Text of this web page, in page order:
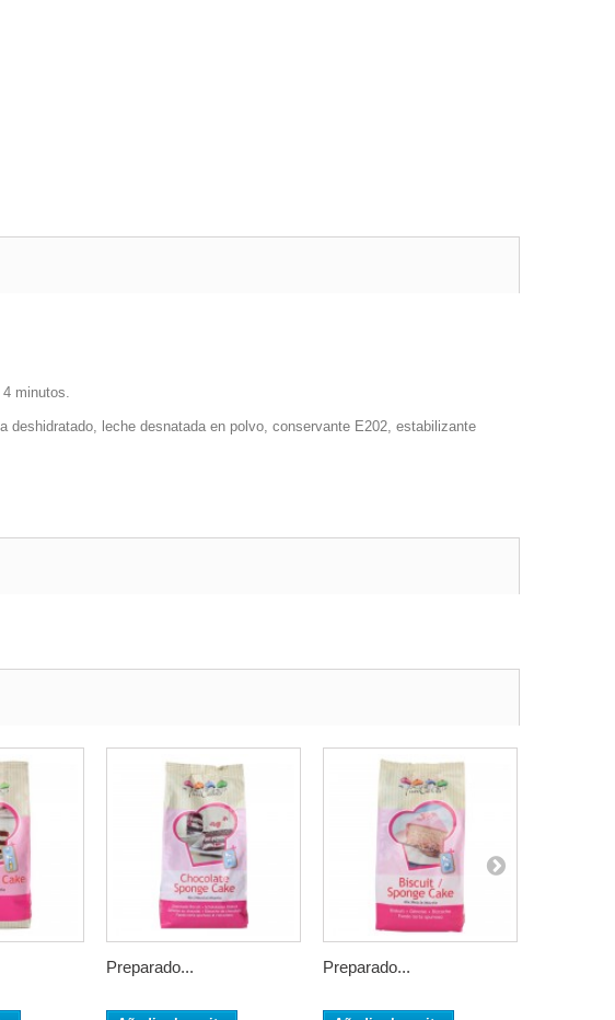
minutos.
leche desnatada en polvo, conservante E202, estabilizante
Preparado... Preparado...